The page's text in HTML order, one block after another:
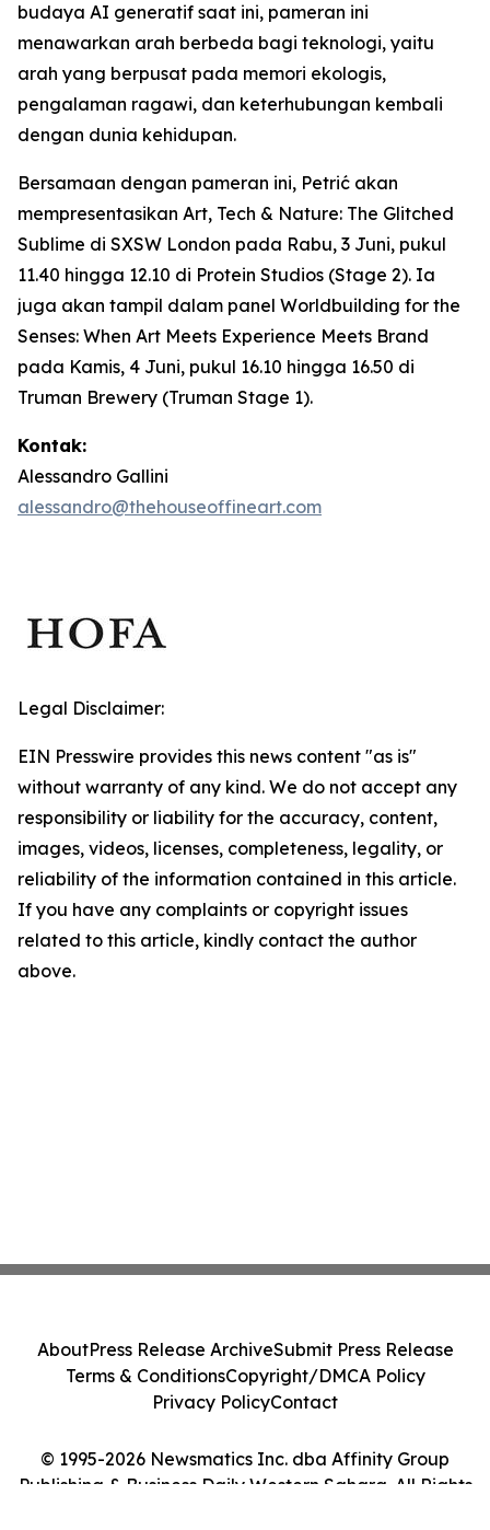
budaya AI generatif saat ini, pameran ini
menawarkan arah berbeda bagi teknologi, yaitu
arah yang berpusat pada memori ekologis,
pengalaman ragawi, dan keterhubungan kembali
dengan dunia kehidupan.
Bersamaan dengan pameran ini, Petrić akan
mempresentasikan Art, Tech & Nature: The Glitched
Sublime di SXSW London pada Rabu, 3 Juni, pukul
11.40 hingga 12.10 di Protein Studios (Stage 2). Ia
juga akan tampil dalam panel Worldbuilding for the
Senses: When Art Meets Experience Meets Brand
pada Kamis, 4 Juni, pukul 16.10 hingga 16.50 di
Truman Brewery (Truman Stage 1).
Kontak:
Alessandro Gallini
alessandro@thehouseoffineart.com
Legal Disclaimer:
EIN Presswire provides this news content "as is"
without warranty of any kind. We do not accept any
responsibility or liability for the accuracy, content,
images, videos, licenses, completeness, legality, or
reliability of the information contained in this article.
If you have any complaints or copyright issues
related to this article, kindly contact the author
above.
© 1995-2026 Newsmatics Inc. dba Affinity Group
Publishing & Business Daily Western Sahara. All Rights
AboutPress Release ArchiveSubmit Press Release
Terms & ConditionsCopyright/DMCA Policy
Privacy PolicyContact